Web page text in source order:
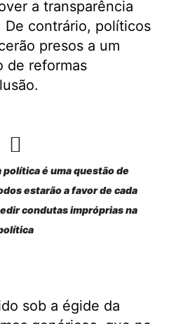
a transparência
De contrário, políticos
presos a um
de reformas
é uma questão de
estarão a favor de cada
condutas impróprias na
sob a égide da